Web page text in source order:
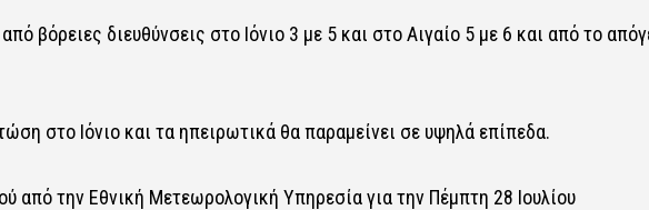
βόρειες διευθύνσεις στο Ιόνιο 3 με 5 και στο Αιγαίο 5 με 6 και από το
στο Ιόνιο και τα ηπειρωτικά θα παραμείνει σε υψηλά επίπεδα.
από την Εθνική Μετεωρολογική Υπηρεσία για την Πέμπτη 28 Ιουλίου